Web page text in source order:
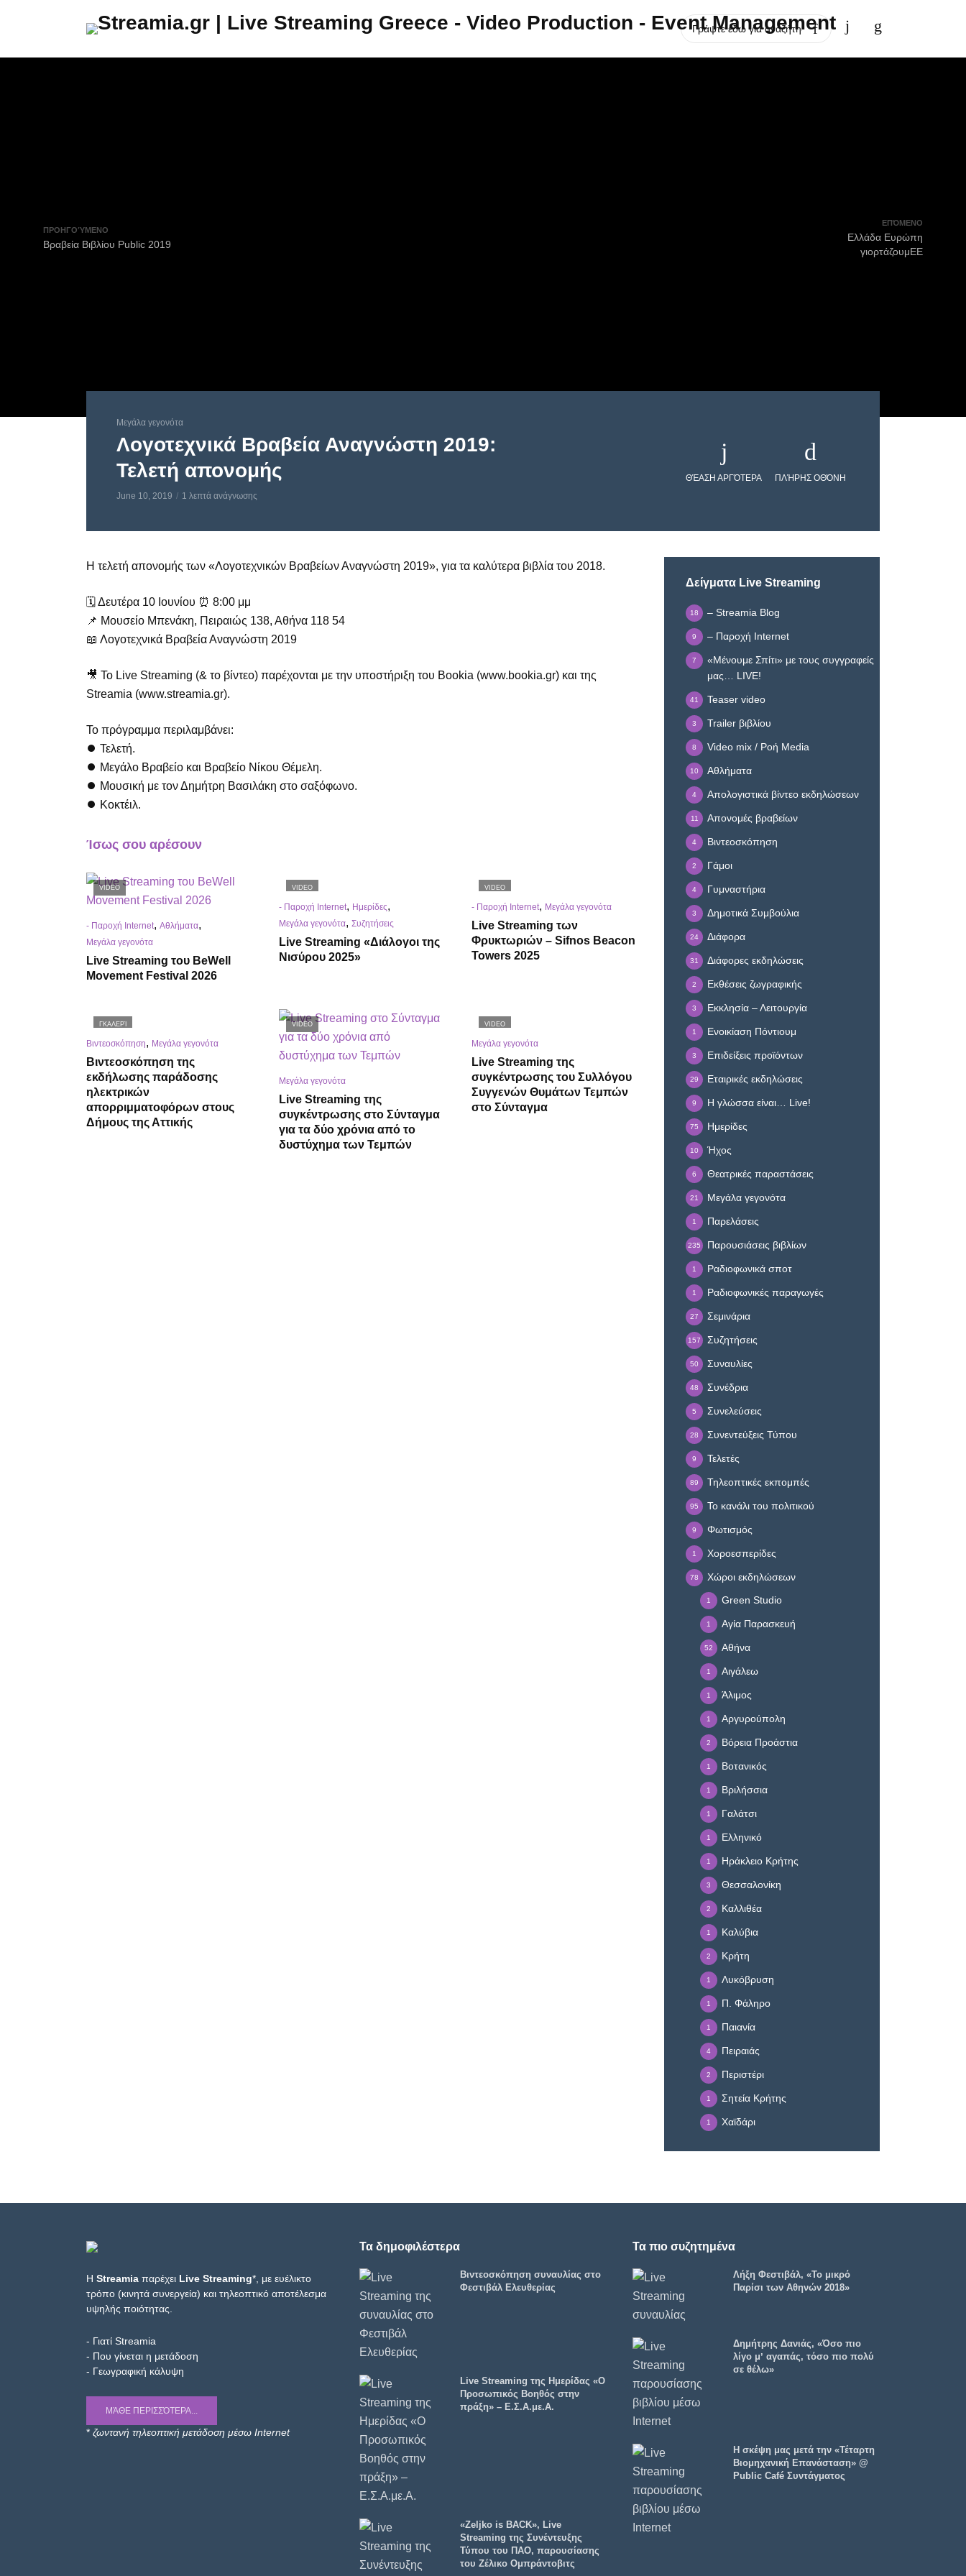
ΠΡΟΗΓΟΎΜΕΝΟ
Βραβεία Βιβλίου Public 2019
ΕΠΌΜΕΝΟ
Ελλάδα Ευρώπη
γιορτάζουμΕΕ
Μεγάλα γεγονότα
Λογοτεχνικά Βραβεία Αναγνώστη 2019:
Τελετή απονομής
June 10, 2019 1 λεπτά ανάγνωσης
ΘΈΑΣΗ ΑΡΓΌΤΕΡΑ ΠΛΉΡΗΣ ΟΘΌΝΗ
Η τελετή απονομής των «Λογοτεχνικών Βραβείων Αναγνώστη 2019», για τα καλύτερα βιβλία του 2018.
🗓 Δευτέρα 10 Ιουνίου ⏰ 8:00 μμ
📌 Μουσείο Μπενάκη, Πειραιώς 138, Αθήνα 118 54
📖 Λογοτεχνικά Βραβεία Αναγνώστη 2019
🎥 Το Live Streaming (& το βίντεο) παρέχονται με την υποστήριξη του Bookia (www.bookia.gr) και της
Streamia (www.streamia.gr).
Το πρόγραμμα περιλαμβάνει:
⏺ Τελετή.
⏺ Μεγάλο Βραβείο και Βραβείο Νίκου Θέμελη.
⏺ Μουσική με τον Δημήτρη Βασιλάκη στο σαξόφωνο.
⏺ Κοκτέιλ.
Ίσως σου αρέσουν
VIDEO
- Παροχή Internet, Αθλήματα,
Μεγάλα γεγονότα
Live Streaming του BeWell
Movement Festival 2026
VIDEO
- Παροχή Internet, Ημερίδες,
Μεγάλα γεγονότα, Συζητήσεις
Live Streaming «Διάλογοι της
Νισύρου 2025»
VIDEO
- Παροχή Internet, Μεγάλα γεγονότα
Live Streaming των
Φρυκτωριών – Sifnos Beacon
Towers 2025
ΓΚΑΛΕΡΊ
Βιντεοσκόπηση, Μεγάλα γεγονότα
Βιντεοσκόπηση της
εκδήλωσης παράδοσης
ηλεκτρικών
απορριμματοφόρων στους
Δήμους της Αττικής
VIDEO
Μεγάλα γεγονότα
Live Streaming της
συγκέντρωσης στο Σύνταγμα
για τα δύο χρόνια από το
δυστύχημα των Τεμπών
VIDEO
Μεγάλα γεγονότα
Live Streaming της
συγκέντρωσης του Συλλόγου
Συγγενών Θυμάτων Τεμπών
στο Σύνταγμα
Δείγματα Live Streaming
– Streamia Blog
18
– Παροχή Internet
9
«Μένουμε Σπίτι» με τους συγγραφείς
μας… LIVE!
7
Teaser video
41
Trailer βιβλίου
3
Video mix / Ροή Media
8
Αθλήματα
10
Απολογιστικά βίντεο εκδηλώσεων
4
Απονομές βραβείων
11
Βιντεοσκόπηση
4
Γάμοι
2
Γυμναστήρια
4
Δημοτικά Συμβούλια
3
Διάφορα
24
Διάφορες εκδηλώσεις
31
Εκθέσεις ζωγραφικής
2
Εκκλησία – Λειτουργία
3
Ενοικίαση Πόντιουμ
1
Επιδείξεις προϊόντων
3
Εταιρικές εκδηλώσεις
29
Η γλώσσα είναι… Live!
9
Ημερίδες
75
Ήχος
10
Θεατρικές παραστάσεις
6
Μεγάλα γεγονότα
21
Παρελάσεις
1
Παρουσιάσεις βιβλίων
235
Ραδιοφωνικά σποτ
1
Ραδιοφωνικές παραγωγές
1
Σεμινάρια
27
Συζητήσεις
157
Συναυλίες
50
Συνέδρια
48
Συνελεύσεις
5
Συνεντεύξεις Τύπου
28
Τελετές
9
Τηλεοπτικές εκπομπές
89
Το κανάλι του πολιτικού
95
Φωτισμός
9
Χοροεσπερίδες
1
Χώροι εκδηλώσεων
78
Green Studio
1
Αγία Παρασκευή
1
Αθήνα
52
Αιγάλεω
1
Άλιμος
1
Αργυρούπολη
1
Βόρεια Προάστια
2
Βοτανικός
1
Βριλήσσια
1
Γαλάτσι
1
Ελληνικό
1
Ηράκλειο Κρήτης
1
Θεσσαλονίκη
3
Καλλιθέα
2
Καλύβια
1
Κρήτη
2
Λυκόβρυση
1
Π. Φάληρο
1
Παιανία
1
Πειραιάς
4
Περιστέρι
2
Σητεία Κρήτης
1
Χαϊδάρι
1
Η Streamia παρέχει Live Streaming*, με ευέλικτο
τρόπο (κινητά συνεργεία) και τηλεοπτικό αποτέλεσμα
υψηλής ποιότητας.
- Γιατί Streamia
- Που γίνεται η μετάδοση
- Γεωγραφική κάλυψη
ΜΆΘΕ ΠΕΡΙΣΣΌΤΕΡΑ...
* ζωντανή τηλεοπτική μετάδοση μέσω Internet
Τα δημοφιλέστερα
Βιντεοσκόπηση συναυλίας στο
Φεστιβάλ Ελευθερίας
Live Streaming της Ημερίδας «Ο
Προσωπικός Βοηθός στην
πράξη» – Ε.Σ.Α.με.Α.
«Zeljko is BACK», Live
Streaming της Συνέντευξης
Τύπου του ΠΑΟ, παρουσίασης
του Ζέλικο Ομπράντοβιτς
Τα πιο συζητημένα
Λήξη Φεστιβάλ, «Το μικρό
Παρίσι των Αθηνών 2018»
Δημήτρης Δανιάς, «Όσο πιο
λίγο μʼ αγαπάς, τόσο πιο πολύ
σε θέλω»
Η σκέψη μας μετά την «Τέταρτη
Βιομηχανική Επανάσταση» @
Public Café Συντάγματος